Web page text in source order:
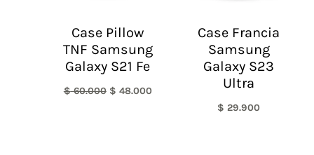
Case Pillow
TNF Samsung
Galaxy S21 Fe
$60.000 $ 48.000
Case Francia
Samsung
Galaxy S23
Ultra
$ 29.900